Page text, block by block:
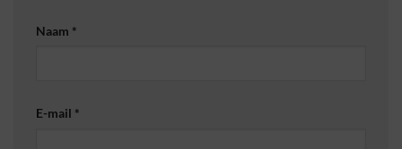
Naam *
E-mail *